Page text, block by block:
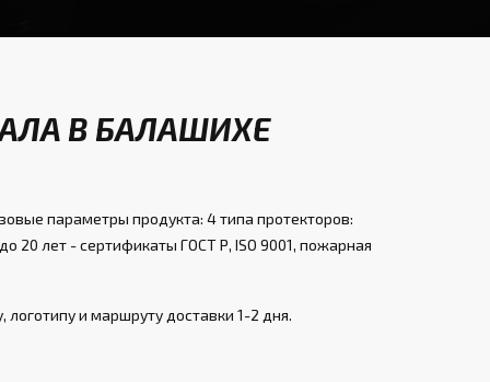
В БАЛАШИХЕ
параметры продукта: 4 типа протекторов:
20 лет - сертификаты ГОСТ Р, ISO 9001, пожарная
и маршруту доставки 1-2 дня.